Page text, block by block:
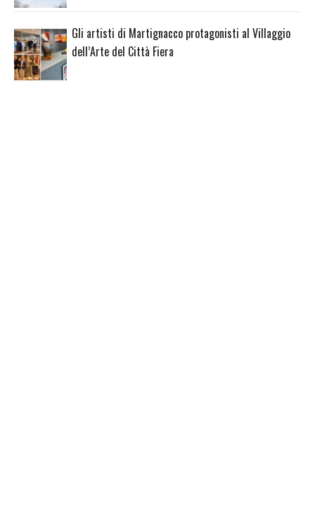
Gli artisti di Martignacco protagonisti al Villaggio
dell’Arte del Città Fiera